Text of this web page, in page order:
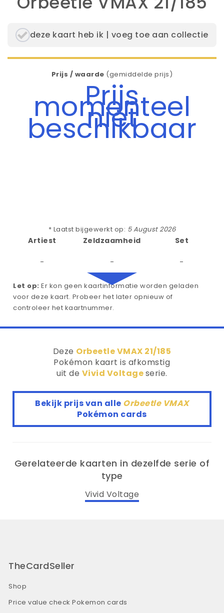
deze kaart heb ik | voeg toe aan collectie
Prijs / waarde (gemiddelde prijs)
Prijs
momenteel
niet
beschikbaar
* Laatst bijgewerkt op: 5 August 2026
Artiest
-
Zeldzaamheid
-
Set
-
Let op: Er kon geen kaartinformatie worden geladen
voor deze kaart. Probeer het later opnieuw of
controleer het kaartnummer.
Deze Orbeetle VMAX 21/185
Pokémon kaart is afkomstig
uit de Vivid Voltageserie.
Bekijk prijs van alle Orbeetle VMAX
Pokémon cards
Gerelateerde kaarten in dezelfde serie of
type
Vivid Voltage
TheCardSeller
Shop
Price value check Pokemon cards